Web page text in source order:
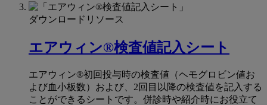
ダウンロードリソース
エアウィン®検査値記入シート
エアウィン®初回投与時の検査値（ヘモグロビン値お
よび血小板数）および、2回目以降の検査値を記入する
ことができるシートです。併診時や紹介時にお役立て